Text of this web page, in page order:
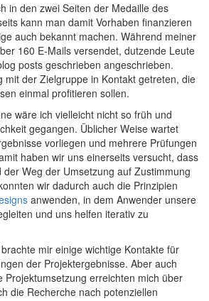
in den zwei Seiten der Medaille des
kann man damit Vorhaben finanzieren
auch bekannt machen. Während meiner
160 E-Mails versendet, dutzende Leute
posts geschrieben angeschrieben.
mit der Zielgruppe in Kontakt getreten, die
einmal profitieren sollen.
wäre ich vielleicht nicht so früh und
gegangen. Üblicher Weise wartet
vorliegen und mehrere Prüfungen
haben wir uns einerseits versucht, dass
der Weg der Umsetzung auf Zustimmung
wir dadurch auch die Prinzipien
anwenden, in dem Anwender unsere
und uns helfen iterativ zu
mir einige wichtige Kontakte für
der Projektergebnisse. Aber auch
Projektumsetzung erreichten mich über
die Recherche nach potenziellen